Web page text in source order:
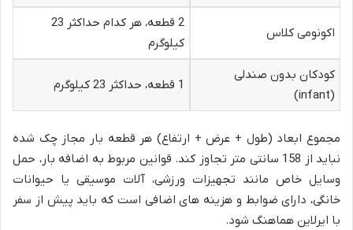
اکونومی کلاس
2 قطعه، هر کدام حداکثر 23
کیلوگرم
کودکان بدون صندلی
(infant)
1 قطعه، حداکثر 23 کیلوگرم
مجموع ابعاد (طول + عرض + ارتفاع) هر قطعه بار مجاز چک شده
نباید از 158 سانتی متر تجاوز کند. قوانین مربوط به اضافه بار، حمل
وسایل خاص مانند تجهیزات ورزشی، آلات موسیقی یا حیوانات
خانگی، دارای ضوابط و هزینه های اضافی است که باید پیش از سفر
با ایرلاین هماهنگ شود.